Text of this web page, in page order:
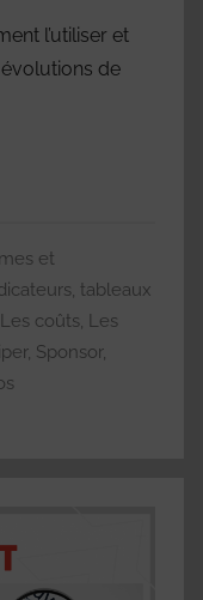
l’utiliser et
de
et
tableaux
Les coûts Les
, Sponsor,